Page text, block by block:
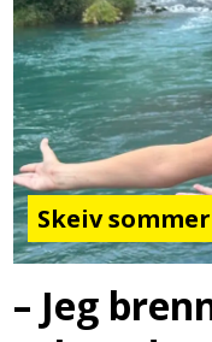
Skeiv sommer
– Jeg